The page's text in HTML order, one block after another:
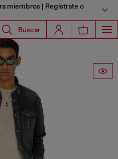
miembros | Regístrate o
Buscar